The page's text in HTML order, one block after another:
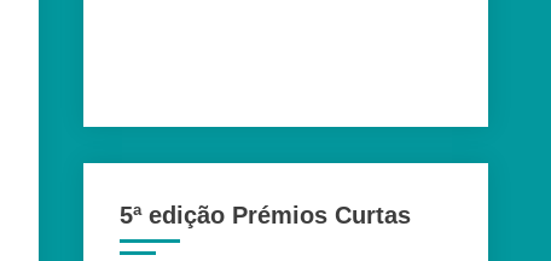
5ª edição Prémios Curtas